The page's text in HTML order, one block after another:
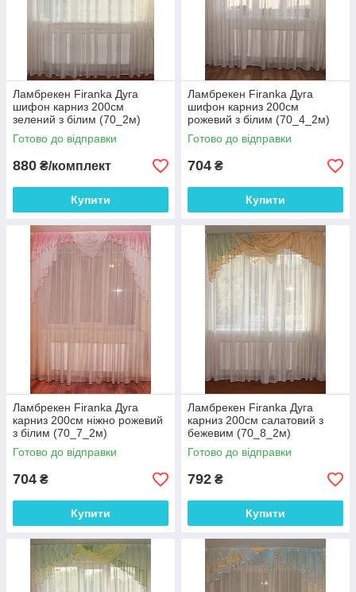
Ламбрекен Firanka Дуга
шифон карниз 200см
зелений з білим (70_2м)
Готово до відправки
880 ₴/комплект
Купити
Ламбрекен Firanka Дуга
шифон карниз 200см
рожевий з білим (70_4_2м)
Готово до відправки
704 ₴
Купити
Ламбрекен Firanka Дуга
карниз 200см ніжно рожевий
з білим (70_7_2м)
Готово до відправки
704 ₴
Купити
Ламбрекен Firanka Дуга
карниз 200см салатовий з
бежевим (70_8_2м)
Готово до відправки
792 ₴
Купити